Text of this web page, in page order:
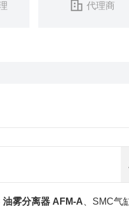
代理商
油雾分离器 AFM-A 、SMC